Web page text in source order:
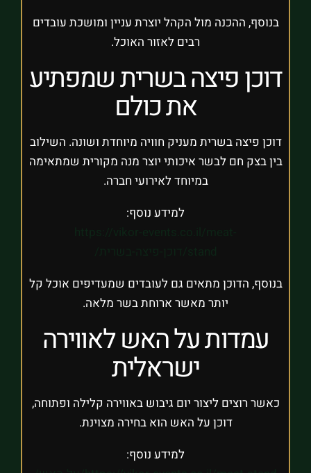
בנוסף, ההכנה מול הקהל יוצרת עניין ומושכת עובדים
רבים לאזור האוכל.
דוכן פיצה בשרית שמפתיע
את כולם
דוכן פיצה בשרית מעניק חוויה מיוחדת ושונה. השילוב
בין בצק חם לבשר איכותי יוצר מנה מקורית שמתאימה
במיוחד לאירועי חברה.
למידע נוסף:
בנוסף, הדוכן מתאים גם לעובדים שמעדיפים אוכל קל
יותר מאשר ארוחת בשר מלאה.
עמדות על האש לאווירה
ישראלית
כאשר רוצים ליצור יום גיבוש באווירה קלילה ופתוחה,
דוכן על האש הוא בחירה מצוינת.
למידע נוסף: